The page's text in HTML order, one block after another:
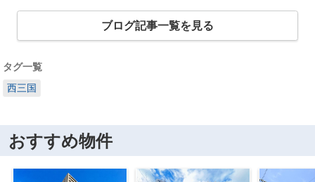
ブログ記事一覧を見る
タグ一覧
西三国
おすすめ物件